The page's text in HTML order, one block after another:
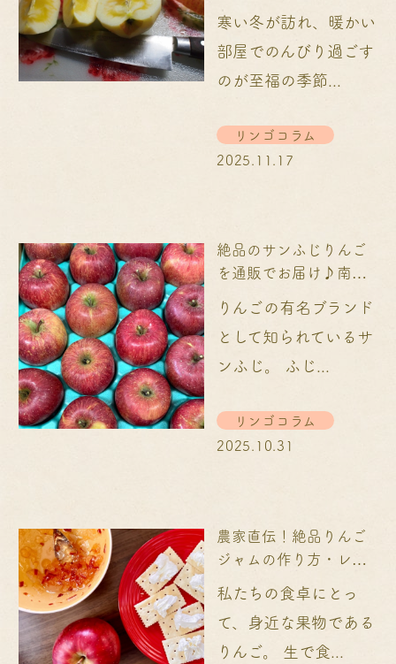
寒い冬が訪れ、暖かい
部屋でのんびり過ごす
のが至福の季節...
リンゴコラム
2025.11.17
絶品のサンふじりんご
を通販でお届け♪南信
州から産地直送...
りんごの有名ブランド
として知られているサ
ンふじ。 ふじ...
リンゴコラム
2025.10.31
農家直伝！絶品りんご
ジャムの作り方・レシ
私たちの食卓にとっ
て、身近な果物である
りんご。 生で食...